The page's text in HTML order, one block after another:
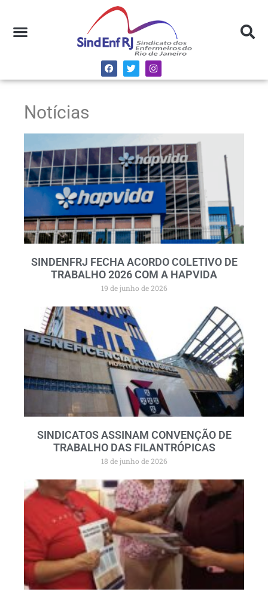
Notícias
SINDENFRJ FECHA ACORDO COLETIVO DE
TRABALHO 2026 COM A HAPVIDA
19 de junho de 2026
SINDICATOS ASSINAM CONVENÇÃO DE
TRABALHO DAS FILANTRÓPICAS
18 de junho de 2026